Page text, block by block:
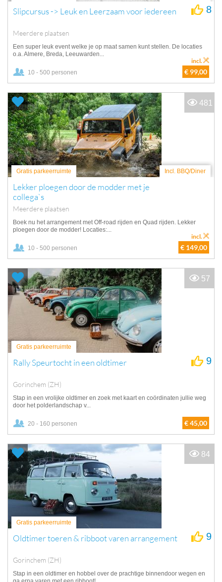
Slipcursus -> Leuk en Leerzaam voor iedereen
Meerdere plaatsen
8
Een super leuk event welke je op maat samen kunt stellen. De locaties
o.a. Almere, Breda, Leeuwarden...
10 - 500 personen € 99,00
incl.
Gratis parkeerruimte Incl. BBQ/Diner
Lekker ploegen door de modder met je
collega`s
Meerdere plaatsen
Boek nu het arrangement met Off-road rijden en Quad rijden. Lekker
ploegen door de modder! Locaties:...
10 - 500 personen € 149,00
incl.
481
Gratis parkeerruimte
Rally Speurtocht in een oldtimer
Gorinchem (ZH)
9
Stap in een vrolijke oldtimer en zoek met kaart en coördinaten jullie weg
door het polderlandschap v...
20 - 160 personen € 45,00
57
Gratis parkeerruimte
Oldtimer toeren & ribboot varen arrangement
Gorinchem (ZH)
9
Stap in een oldtimer en hobbel over de prachtige binnendoor wegen en
84